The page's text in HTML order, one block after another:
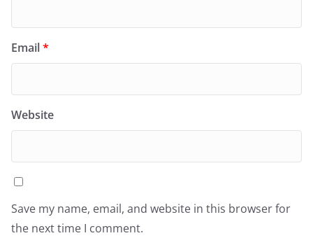
Email*
Website
Save my name, email, and website in this browser for
the next time I comment.